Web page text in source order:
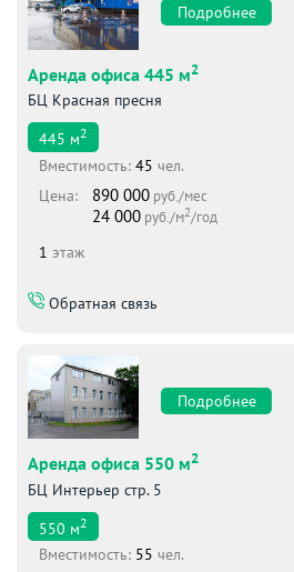
Подробнее
Аренда офиса 445 м2
БЦ Красная пресня
445 м2
Вместимоcть: 45 чел.
Цена:
890 000 руб./мес
24 000 руб./м2/год
1 этаж
Обратная связь
Подробнее
Аренда офиса 550 м2
БЦ Интерьер стр. 5
550 м2
Вместимоcть: 55 чел.